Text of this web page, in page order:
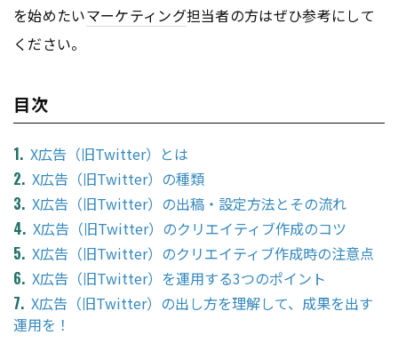
を始めたいマーケティング担当者の方はぜひ参考にして
ください。
目次
X広告（旧Twitter）とは
X広告（旧Twitter）の種類
X広告（旧Twitter）の出稿・設定方法とその流れ
X広告（旧Twitter）のクリエイティブ作成のコツ
X広告（旧Twitter）のクリエイティブ作成時の注意点
X広告（旧Twitter）を運用する3つのポイント
X広告（旧Twitter）の出し方を理解して、成果を出す
運用を！